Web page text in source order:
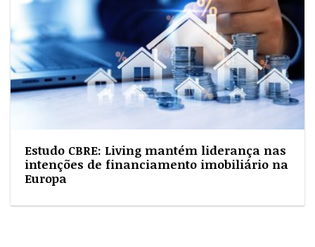
Estudo CBRE: Living mantém liderança nas
intenções de financiamento imobiliário na
Europa